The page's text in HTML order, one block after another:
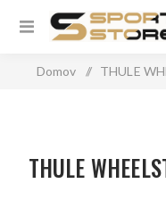
Domov / THULE
THULE